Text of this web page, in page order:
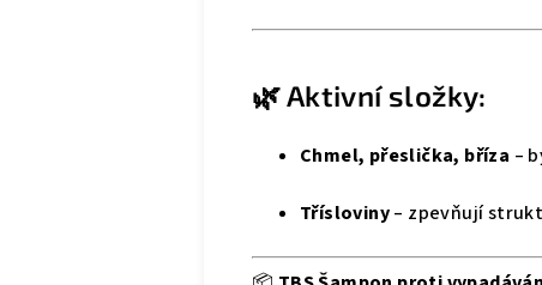
🌿 Aktivní složky:
Chmel, přeslička, bříza –
Třísloviny– zpevňují